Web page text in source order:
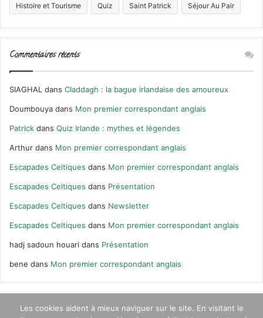
Histoire et Tourisme Quiz Saint Patrick Séjour Au Pair
Commentaires récents
SIAGHAL dans Claddagh : la bague irlandaise des amoureux
Doumbouya dans Mon premier correspondant anglais
Patrick dans Quiz Irlande : mythes et légendes
Arthur dans Mon premier correspondant anglais
Escapades Celtiques dans Mon premier correspondant anglais
Escapades Celtiques dans Présentation
Escapades Celtiques dans Newsletter
Escapades Celtiques dans Mon premier correspondant anglais
hadj sadoun houari dans Présentation
bene dans Mon premier correspondant anglais
Les cookies aident à mieux naviguer sur le site. En visitant le